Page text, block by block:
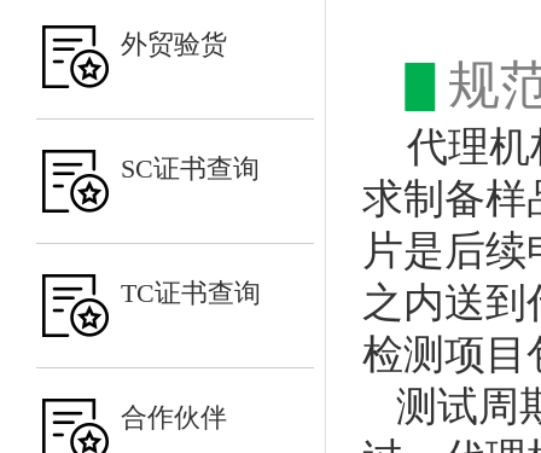
外贸验货
SC证书查询
TC证书查询
合作伙伴
规
代理机
求制备样
片是后
之内送
检测项目
测试周